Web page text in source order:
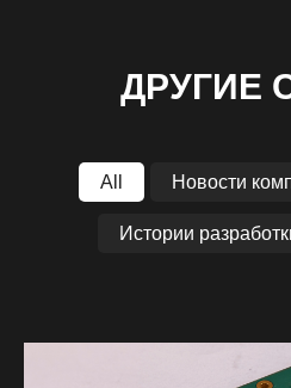
ДРУГИЕ
All Новости
Истории